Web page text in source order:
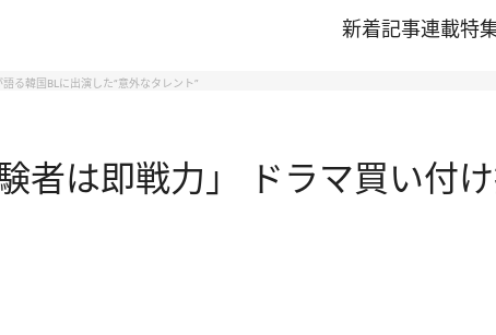
新着記事連載特
る韓国BLに出演した“意外なタレント”
験者は即戦力」 ドラマ買い付